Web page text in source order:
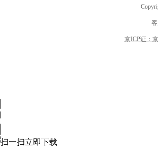
京ICP证：
扫一扫立即下载